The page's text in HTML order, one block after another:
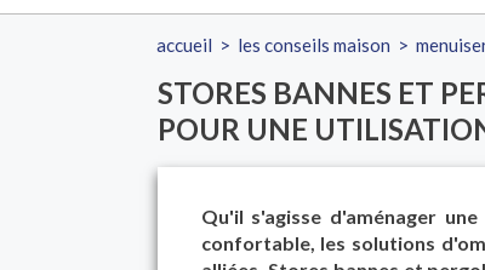
accueil > les conseils maison >
STORES BANNES ET
POUR UNE
Qu'il s'agisse d'aménager
confortable, les solutions